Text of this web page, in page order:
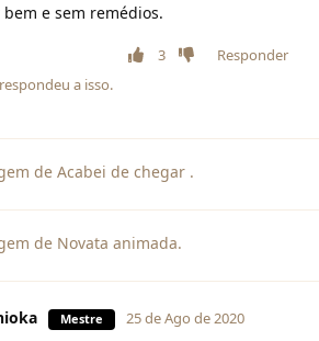
e sem remédios.
3
Responder
respondeu a isso.
de Acabei de chegar .
de Novata animada.
Mestre 25 de Ago de 2020